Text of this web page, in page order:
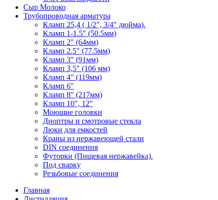
Сыр Молоко
Трубопроводная арматура
Кламп 25,4 ( 1/2", 3/4" дюйма).
Кламп 1-1.5" (50.5мм)
Кламп 2" (64мм)
Кламп 2.5" (77.5мм)
Кламп 3" (91мм)
Кламп 3,5" (106 мм)
Кламп 4" (119мм)
Кламп 6"
Кламп 8" (217мм)
Кламп 10", 12"
Моющие головки
Диоптры и смотровые стекла
Люки для емкостей
Краны из нержавеющей стали
DIN соединения
Футорки (Пищевая нержавейка).
Под сварку
Резьбовые соединения
Главная